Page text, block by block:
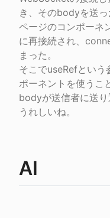
き、そのbodyを送っ
ページのコンポーネ
に再接続され、
まった。
そこでuseRefとい
ポーネントを使うこ
bodyが送信者に送り
うれしいね。
AI